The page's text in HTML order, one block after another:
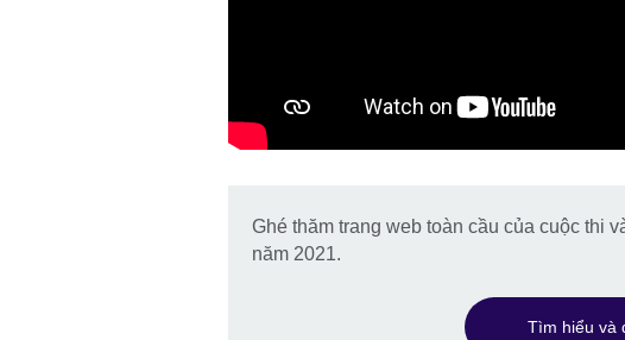
Ghé thăm trang web toàn cầu của cuộc thi
năm 2021.
Tìm hiểu và